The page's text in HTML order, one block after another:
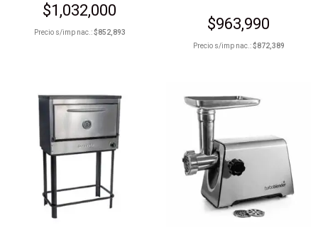
$1,032,000
Precio s/imp nac.:$852,893 $963,990
Precio s/imp nac.:$872,389